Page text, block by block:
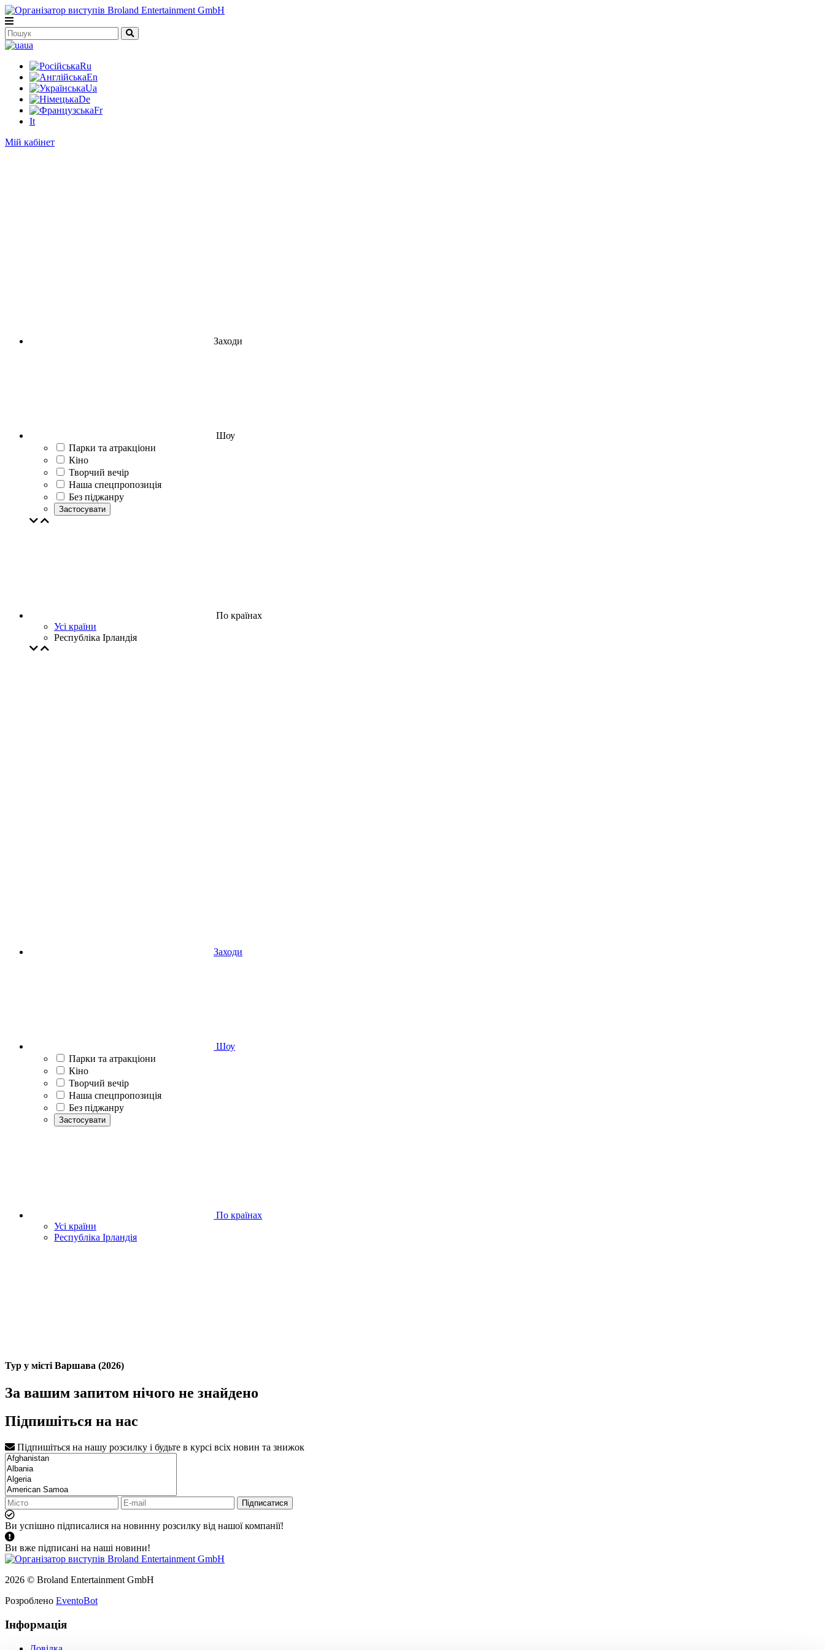
ua
Ru
En
Ua
De
Fr
It
Мій кабінет
Заходи
Шоу
Парки та атракціони
Кіно
Творчий вечір
Наша спецпропозиція
Без піджанру
Застосувати
По країнах
Усі країни
Республіка Ірландія
Заходи
Шоу
Парки та атракціони
Кіно
Творчий вечір
Наша спецпропозиція
Без піджанру
Застосувати
По країнах
Усі країни
Республіка Ірландія
Тур у місті Варшава (2026)
За вашим запитом нічого не знайдено
Підпишіться на нас
Підпишіться на нашу розсилку і будьте в курсі всіх новин та знижок
Підписатися
Ви успішно підписалися на новинну розсилку від нашої компанії!
Ви вже підписані на наші новини!
2026 © Broland Entertainment GmbH
Розроблено EventoBot
Інформація